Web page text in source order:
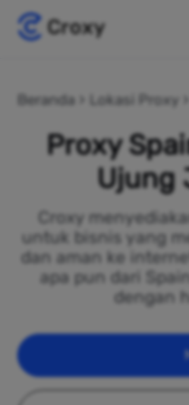
Beranda Lokasi Proxy
Proxy
Ujung
Croxy
untuk bisnis yang
dan aman ke
apa pun dari
dengan